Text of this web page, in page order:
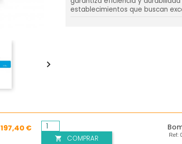

establecimientos que buscan
197,40 €
 COMPRAR Ref: